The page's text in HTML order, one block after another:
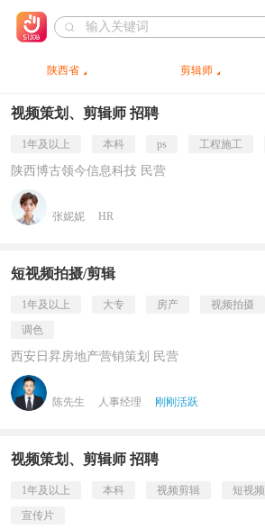
陕西省 剪辑师
视频策划、剪辑师 招聘
1年及以上 本科 ps 工程施工
陕西博古领今信息科技 民营
张妮妮 HR
短视频拍摄/剪辑
1年及以上 大专 房产 视频拍摄
调色
西安日昇房地产营销策划 民营
陈先生 人事经理 刚刚活跃
视频策划、剪辑师 招聘
1年及以上 本科 视频剪辑 短视频
宣传片